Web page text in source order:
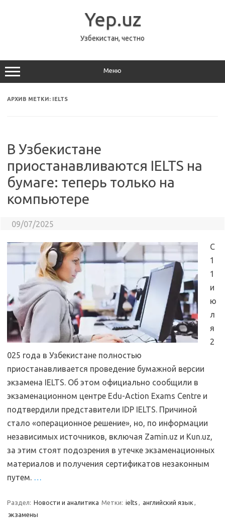
Yep.uz
Узбекистан, честно
Меню
АРХИВ МЕТКИ: IELTS
В Узбекистане
приостанавливаются IELTS на
бумаге: теперь только на
компьютере
09/07/2025
С
1
1
и
ю
л
я
2
025 года в Узбекистане полностью
приостанавливается проведение бумажной версии
экзамена IELTS. Об этом официально сообщили в
экзаменационном центре Edu-Action Exams Centre и
подтвердили представители IDP IELTS. Причиной
стало «операционное решение», но, по информации
независимых источников, включая Zamin.uz и Kun.uz,
за этим стоят подозрения в утечке экзаменационных
материалов и получения сертификатов незаконным
путем. …
Раздел: Новости и аналитика Метки: ielts , английский язык ,
экзамены